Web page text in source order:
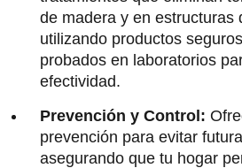
de madera y en estructuras
utilizando productos
probados en laboratorios
efectividad.
Prevención y Control:
prevención para evitar
asegurando que tu hogar